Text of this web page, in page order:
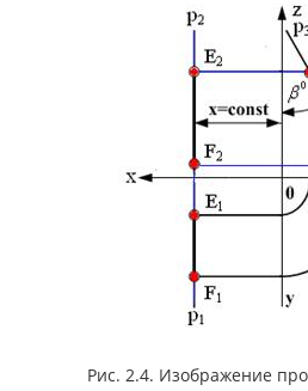
Рис. 2.4. Изображение